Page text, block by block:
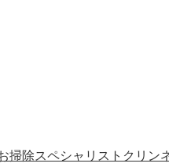
掃除スペシャリストクリン